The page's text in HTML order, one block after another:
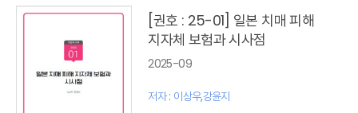
[권호 : 25-01] 일본 치매 피해
지자체 보험과 시사점
2025-09
저자 : 이상우,강윤지